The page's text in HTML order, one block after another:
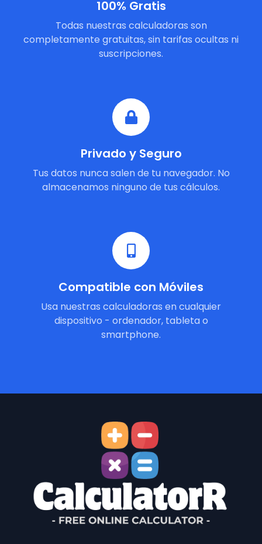
100% Gratis
Todas nuestras calculadoras son
completamente gratuitas, sin tarifas ocultas ni
suscripciones.
Privado y Seguro
Tus datos nunca salen de tu navegador. No
almacenamos ninguno de tus cálculos.
Compatible con Móviles
Usa nuestras calculadoras en cualquier
dispositivo - ordenador, tableta o
smartphone.